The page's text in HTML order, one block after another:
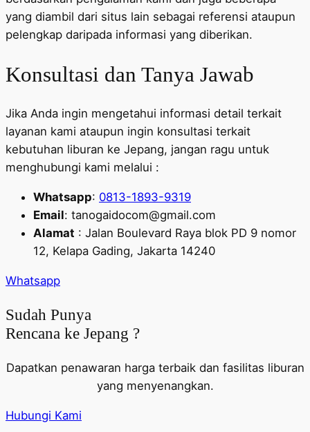
yang diambil dari situs lain sebagai referensi ataupun
pelengkap daripada informasi yang diberikan.
Konsultasi dan Tanya Jawab
Jika Anda ingin mengetahui informasi detail terkait
layanan kami ataupun ingin konsultasi terkait
kebutuhan liburan ke Jepang, jangan ragu untuk
menghubungi kami melalui :
Whatsapp: 0813-1893-9319
Email: tanogaidocom@gmail.com
Alamat : Jalan Boulevard Raya blok PD 9 nomor
12, Kelapa Gading, Jakarta 14240
Whatsapp
Sudah Punya
Rencana ke Jepang ?
Dapatkan penawaran harga terbaik dan fasilitas liburan
yang menyenangkan.
Hubungi Kami